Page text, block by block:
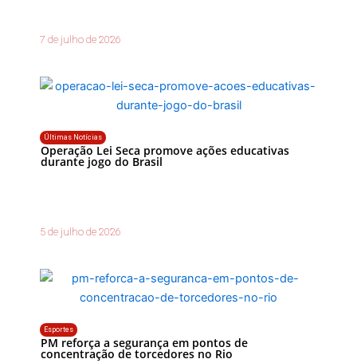
7 de julho de 2026
Últimas Notícias
Operação Lei Seca promove ações educativas
durante jogo do Brasil
5 de julho de 2026
Esportes
PM reforça a segurança em pontos de
concentração de torcedores no Rio